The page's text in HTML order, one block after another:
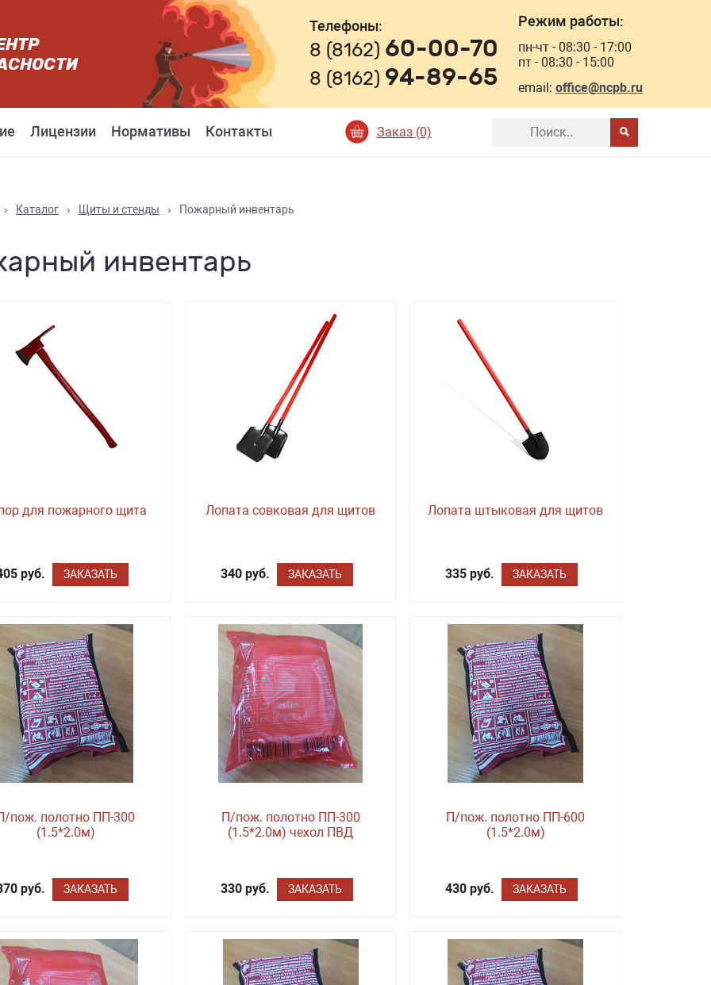
Телефоны:
8 (8162) 60-00-70
8 (8162) 94-89-65
Режим работы:
пн-чт - 08:30 - 17:00
пт - 08:30 - 15:00
email: office@ncpb.ru
Лицензии Нормативы Контакты Заказ (0)
› Каталог › Щиты и стенды › Пожарный инвентарь
инвентарь
для пожарного щита
руб. ЗАКАЗАТЬ
Лопата совковая для щитов
340 руб. ЗАКАЗАТЬ
Лопата штыковая для щитов
335 руб. ЗАКАЗАТЬ
пож. полотно ПП-300
(1.5*2.0м)
руб. ЗАКАЗАТЬ
П/пож. полотно ПП-300
(1.5*2.0м) чехол ПВД
330 руб. ЗАКАЗАТЬ
П/пож. полотно ПП-600
(1.5*2.0м)
430 руб. ЗАКАЗАТЬ